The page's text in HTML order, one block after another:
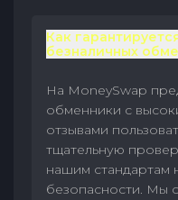
Как
безналичных
На MoneySwap
обменники с
отзывами
тщательную
нашим стандартам
безопасности. Мы